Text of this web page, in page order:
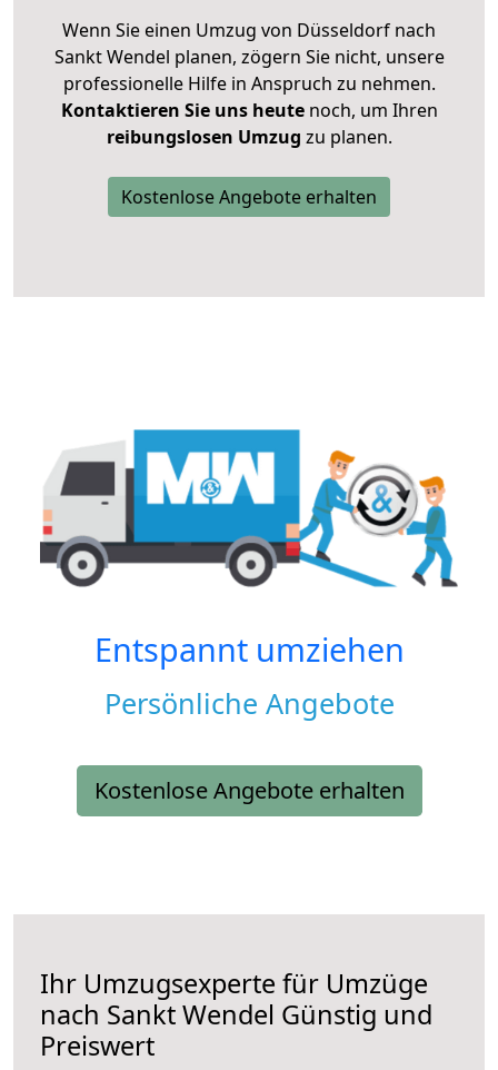
Wenn Sie einen Umzug von Düsseldorf nach
Sankt Wendel planen, zögern Sie nicht, unsere
professionelle Hilfe in Anspruch zu nehmen.
Kontaktieren Sie uns heutenoch, um Ihren
reibungslosen Umzug zu planen.
Kostenlose Angebote erhalten
Entspannt umziehen
Persönliche Angebote
Kostenlose Angebote erhalten
Ihr Umzugsexperte für Umzüge
nach Sankt Wendel Günstig und
Preiswert